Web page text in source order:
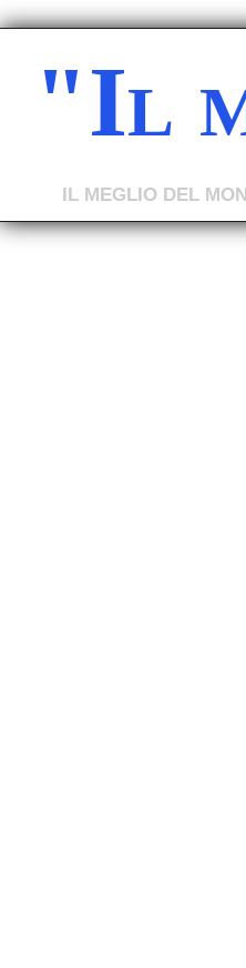
"Il
IL MEGLIO DEL